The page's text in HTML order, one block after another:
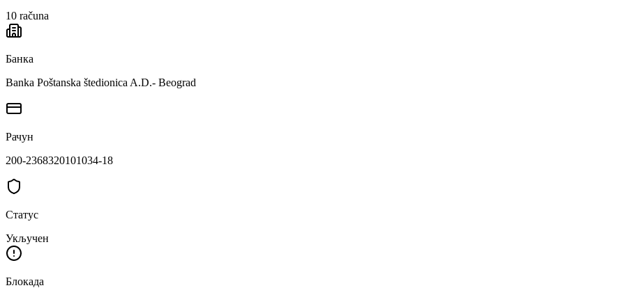
10 računa
Банка
Banka Poštanska štedionica A.D.- Beograd
Рачун
200-2368320101034-18
Статус
Укључен
Блокада